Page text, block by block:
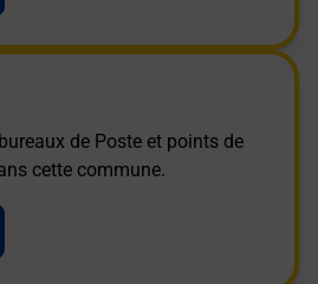
de Poste et points de
cette commune.